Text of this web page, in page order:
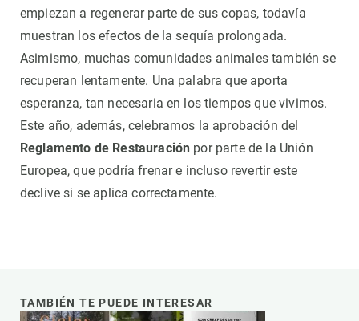
empiezan a regenerar parte de sus copas, todavía
muestran los efectos de la sequía prolongada.
Asimismo, muchas comunidades animales también se
recuperan lentamente. Una palabra que aporta
esperanza, tan necesaria en los tiempos que vivimos.
Este año, además, celebramos la aprobación del
Reglamento de Restauración por parte de la Unión
Europea, que podría frenar e incluso revertir este
declive si se aplica correctamente.
TAMBIÉN TE PUEDE INTERESAR